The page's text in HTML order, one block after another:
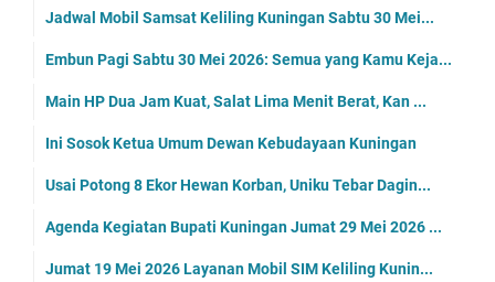
Jadwal Mobil Samsat Keliling Kuningan Sabtu 30 Mei...
Embun Pagi Sabtu 30 Mei 2026: Semua yang Kamu Keja...
Main HP Dua Jam Kuat, Salat Lima Menit Berat, Kan ...
Ini Sosok Ketua Umum Dewan Kebudayaan Kuningan
Usai Potong 8 Ekor Hewan Korban, Uniku Tebar Dagin...
Agenda Kegiatan Bupati Kuningan Jumat 29 Mei 2026 ...
Jumat 19 Mei 2026 Layanan Mobil SIM Keliling Kunin...